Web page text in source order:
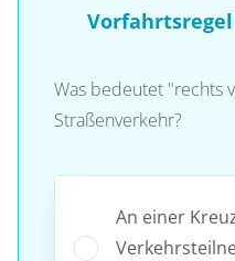
Was bedeutet "rechts
Straßenverkehr?
An einer